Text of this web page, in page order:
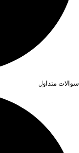
سوالات متداول